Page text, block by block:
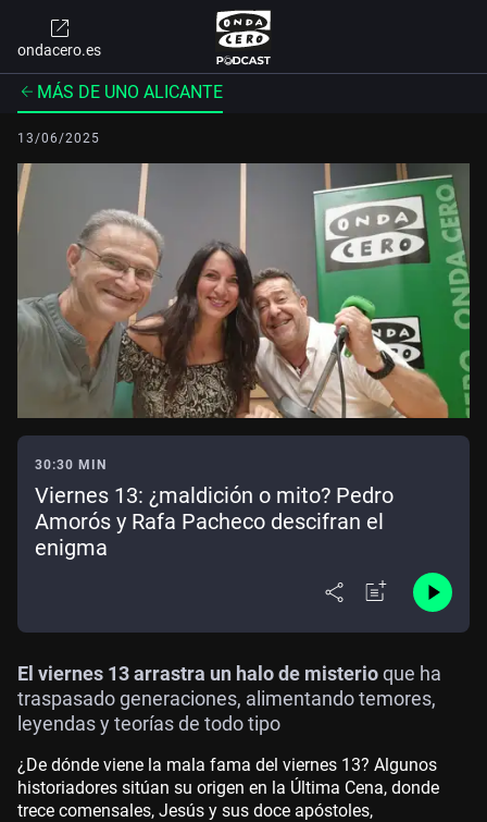
ondacero.es
MÁS DE UNO ALICANTE
13/06/2025
30:30 MIN
Viernes 13: ¿maldición o mito? Pedro
Amorós y Rafa Pacheco descifran el
enigma
El viernes 13 arrastra un halo de misterioque ha
traspasado generaciones, alimentando temores,
leyendas y teorías de todo tipo
¿De dónde viene la mala fama del viernes 13? Algunos
historiadores sitúan su origen en la Última Cena, donde
trece comensales, Jesús y sus doce apóstoles,